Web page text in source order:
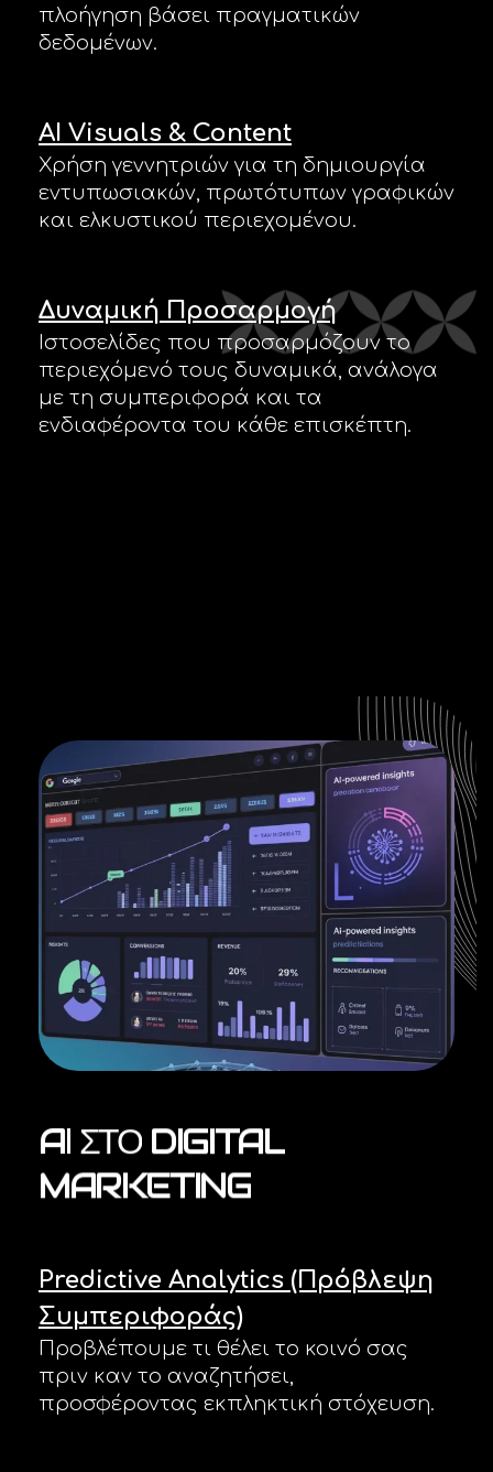
πλοήγηση βάσει πραγματικών
δεδομένων.
AI Visuals & Content
Χρήση γεννητριών για τη δημιουργία
εντυπωσιακών, πρωτότυπων γραφικών
και ελκυστικού περιεχομένου.
Δυναμική Προσαρμογή
Ιστοσελίδες που προσαρμόζουν το
περιεχόμενό τους δυναμικά, ανάλογα
με τη συμπεριφορά και τα
ενδιαφέροντα του κάθε επισκέπτη.
AI ΣΤΟ DIGITAL
MARKETING
Predictive Analytics (Πρόβλεψη
Συμπεριφοράς)
Προβλέπουμε τι θέλει το κοινό σας
πριν καν το αναζητήσει,
προσφέροντας εκπληκτική στόχευση.